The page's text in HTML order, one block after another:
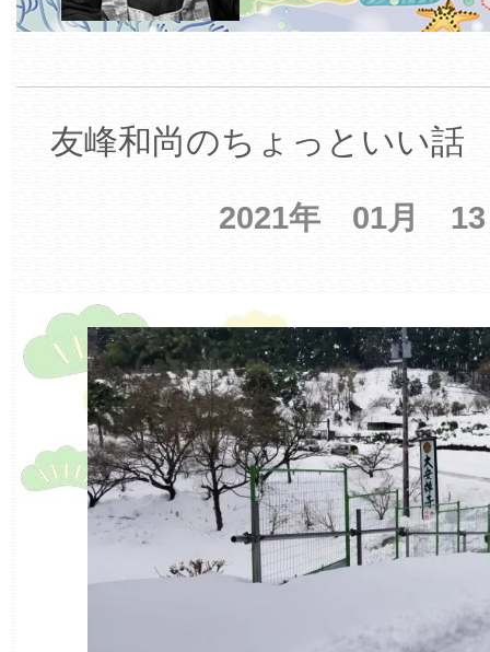
友峰和尚のちょっといい話
2021年 01月